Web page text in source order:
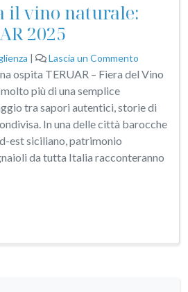
il vino naturale:
2025
| Lascia un Commento
ospita TERUAR – Fiera del Vino
più di una semplice
tra sapori autentici, storie di
In una delle città barocche
est siciliano, patrimonio
da tutta Italia racconteranno